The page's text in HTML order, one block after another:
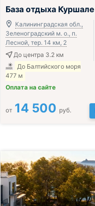
Включён завтрак и ужин или
База отдыха Куршале
Калининградская обл.,
Зеленоградский м. о., п.
Лесной, тер. 14 км, 2
До центра 3.2 км
До Балтийского моря
477 м
Оплата на сайте
от 14 500 руб.